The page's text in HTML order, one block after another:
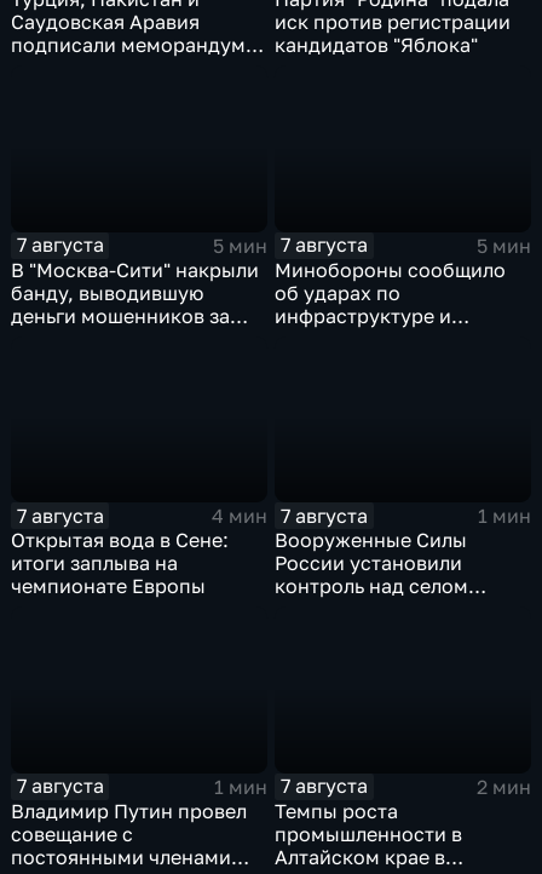
Саудовская Аравия
подписали меморандум о
иск против регистрации
кандидатов "Яблока"
7 августа
5 мин
В "Москва‑Сити" накрыли
банду, выводившую
деньги мошенников за
7 августа
5 мин
Минобороны сообщило
об ударах по
инфраструктуре и
7 августа
4 мин
Открытая вода в Сене:
итоги заплыва на
чемпионате Европы
7 августа
1 мин
Вооруженные Силы
России установили
контроль над селом
7 августа
1 мин
Владимир Путин провел
совещание с
постоянными членами
7 августа
2 мин
Темпы роста
промышленности в
Алтайском крае в